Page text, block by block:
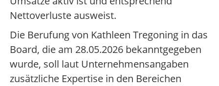
Nettoverluste ausweist.
Die Berufung von Kathleen Tregoning in das
Board, die am 28.05.2026 bekanntgegeben
wurde, soll laut Unternehmensangaben
zusätzliche Expertise in den Bereichen